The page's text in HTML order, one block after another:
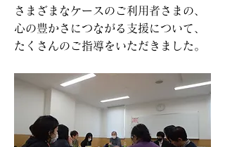
さまざまなケースのご利用者さまの、
心の豊かさにつながる支援について、
たくさんのご指導をいただきました。